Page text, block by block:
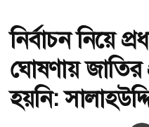
নির্বাচন নিয়ে
ঘোষণায় জাতির
হয়নি: